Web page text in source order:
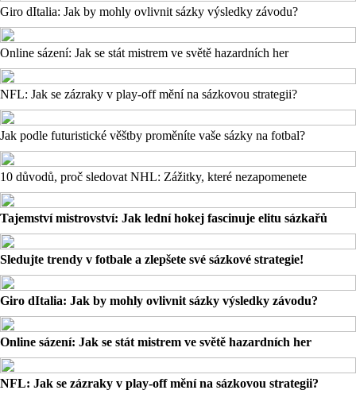
Giro dItalia: Jak by mohly ovlivnit sázky výsledky závodu?
Online sázení: Jak se stát mistrem ve světě hazardních her
NFL: Jak se zázraky v play-off mění na sázkovou strategii?
Jak podle futuristické věštby proměníte vaše sázky na fotbal?
10 důvodů, proč sledovat NHL: Zážitky, které nezapomenete
Tajemství mistrovství: Jak lední hokej fascinuje elitu sázkařů
Sledujte trendy v fotbale a zlepšete své sázkové strategie!
Giro dItalia: Jak by mohly ovlivnit sázky výsledky závodu?
Online sázení: Jak se stát mistrem ve světě hazardních her
NFL: Jak se zázraky v play-off mění na sázkovou strategii?